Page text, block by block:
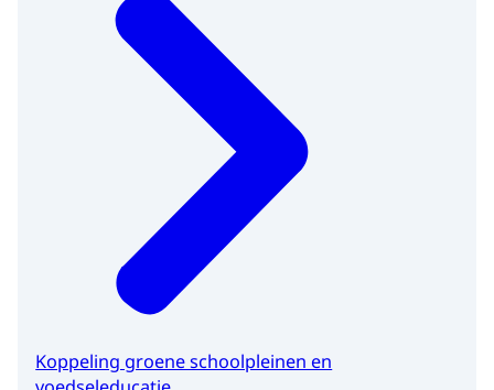
Koppeling groene schoolpleinen en